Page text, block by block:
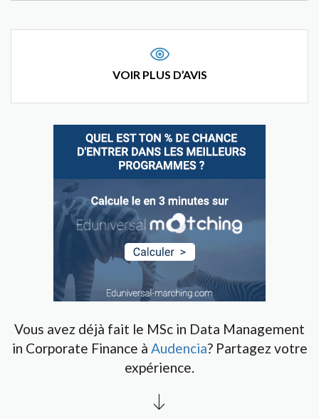
VOIR PLUS D’AVIS
Vous avez déjà fait le MSc in Data Management
in Corporate Finance à Audencia? Partagez votre
expérience.